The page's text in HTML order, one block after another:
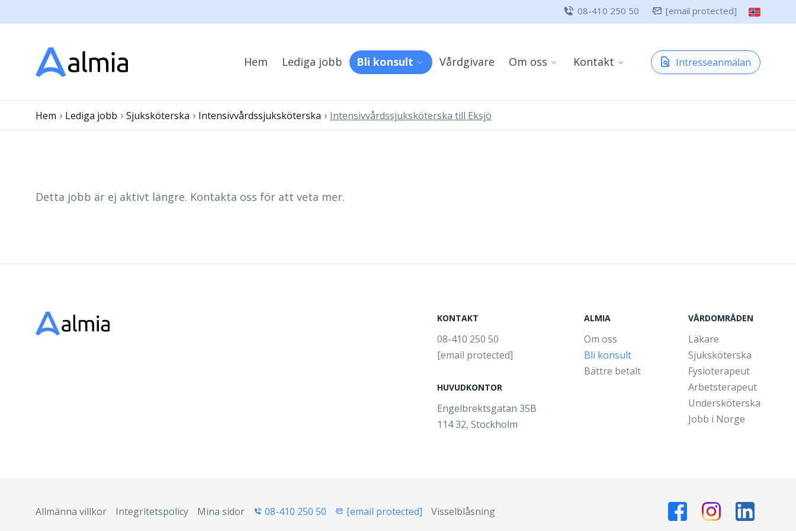
08-410 250 50 [email protected]
Hem Lediga jobb Bli konsult Vårdgivare Om oss Kontakt Intresseanmälan
Hem › Lediga jobb › Sjuksköterska › Intensivvårdssjuksköterska › Intensivvårdssjuksköterska till Eksjö
Detta jobb är ej aktivt längre. Kontakta oss för att veta mer.
KONTAKT
08-410 250 50
[email protected]
HUVUDKONTOR
Engelbrektsgatan 35B
114 32, Stockholm
ALMIA
Om oss
Bli konsult
Bättre betalt
VÅRDOMRÅDEN
Läkare
Sjuksköterska
Fysioterapeut
Arbetsterapeut
Undersköterska
Jobb i Norge
Allmänna villkor Integritetspolicy Mina sidor 08-410 250 50 [email protected] Visselblåsning